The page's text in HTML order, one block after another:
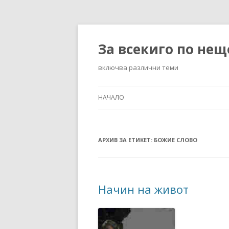
За всекиго по
включва различни теми
НАЧАЛО
АРХИВ ЗА ЕТИКЕТ: БОЖИЕ СЛОВО
Начин на живот